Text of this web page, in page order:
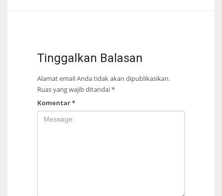
Tinggalkan Balasan
Alamat email Anda tidak akan dipublikasikan.
Ruas yang wajib ditandai*
Komentar*